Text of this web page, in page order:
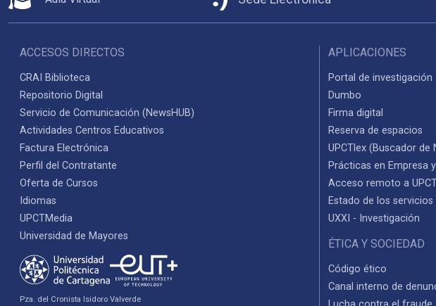
ACCESOS DIRECTOS
CRAI Biblioteca
Repositorio Digital
Servicio de Comunicación (NewsHUB)
Actividades Centros Educativos
Factura Electrónica
Perfil del Contratante
Oferta de Cursos
Idiomas
UPCTMedia
Universidad de Mayores
Pza. del Cronista Isidoro Valverde
APLICACIONES
Portal de investigación
Dumbo
Firma digital
Reserva de espacios
UPCTlex (Buscador de
Prácticas en Empresa
Acceso remoto a
Estado de los servicios
UXXI - Investigación
ÉTICA Y SOCIEDAD
Código ético
Canal interno de